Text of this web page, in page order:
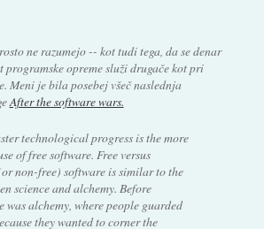
ne razumejo -- kot tudi tega, da se denar
opreme služi drugače kot pri
Meni je bila posebej všeč naslednja
After the software wars.
technological progress is the more
of free software. Free versus
non-free) software is similar to the
science and alchemy. Before
was alchemy, where people guarded
they wanted to corner the